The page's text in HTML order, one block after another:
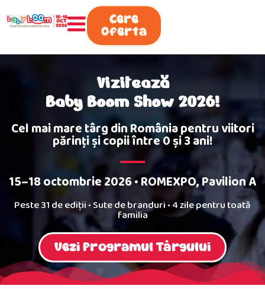
0730.808.038 Cere
Oferta
Vizitează
Baby Boom Show 2026!
Cel mai mare târg din România pentru viitori
părinţi şi copii între 0 şi 3 ani!
15–18 octombrie 2026 • ROMEXPO, Pavilion A
Peste 31 de ediții • Sute de branduri • 4 zile pentru toată
familia
Vezi Programul Târgului